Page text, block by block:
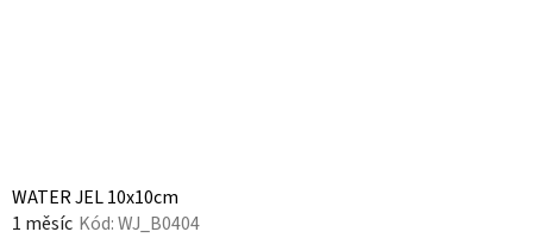
WATER JEL 10x10cm
1 měsíc Kód:WJ_B0404